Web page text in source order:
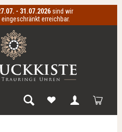
- 31.07.2026 sind wir
erreichbar.